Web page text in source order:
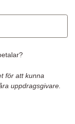
för att kunna
uppdragsgivare.